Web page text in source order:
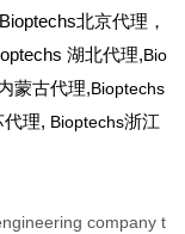
北京代理，
湖北代理,Bio
蒙古代理,Bioptechs
代理, Bioptechs浙江
company t